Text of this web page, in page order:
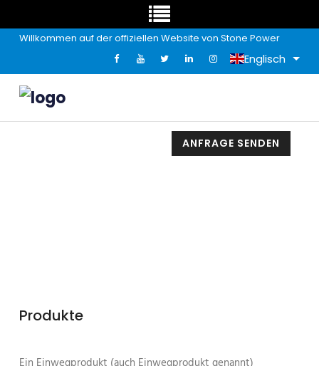
Willkommen auf der offiziellen Website von Stone Power
Englisch
ANFRAGE SENDEN
Produkte